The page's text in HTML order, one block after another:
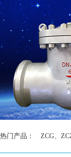
热门产品： ZCG、